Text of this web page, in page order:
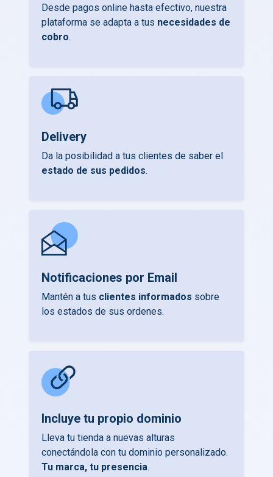
Desde pagos online hasta efectivo, nuestra
plataforma se adapta a tus necesidades de
cobro.
Delivery
Da la posibilidad a tus clientes de saber el
estado de sus pedidos.
Notificaciones por Email
Mantén a tus clientes informados sobre
los estados de sus ordenes.
Incluye tu propio dominio
Lleva tu tienda a nuevas alturas
conectándola con tu dominio personalizado.
Tu marca, tu presencia.